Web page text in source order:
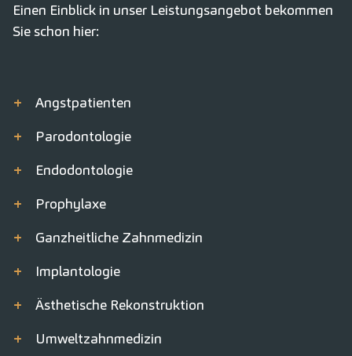
Einen Einblick in unser Leistungsangebot bekommen
Sie schon hier:
+
Angstpatienten
+
Parodontologie
+
Endodontologie
+
Prophylaxe
+
Ganzheitliche Zahnmedizin
+
Implantologie
+
Ästhetische Rekonstruktion
+
Umweltzahnmedizin